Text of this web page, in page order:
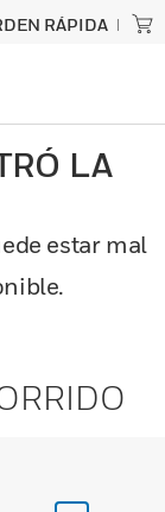
RÁPIDA
LA
estar mal